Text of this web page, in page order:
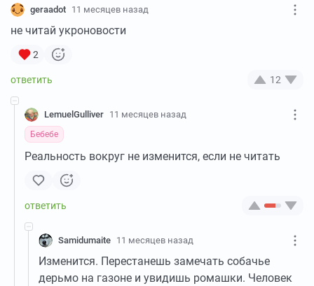
geraadot 11 месяцев назад
не читай укроновости
2
12
LemuelGulliver 11 месяцев назад
Бебебе
Реальность вокруг не изменится, если не читать
Samidumaite 11 месяцев назад
Изменится. Перестанешь замечать собачье
дерьмо на газоне и увидишь ромашки. Человек